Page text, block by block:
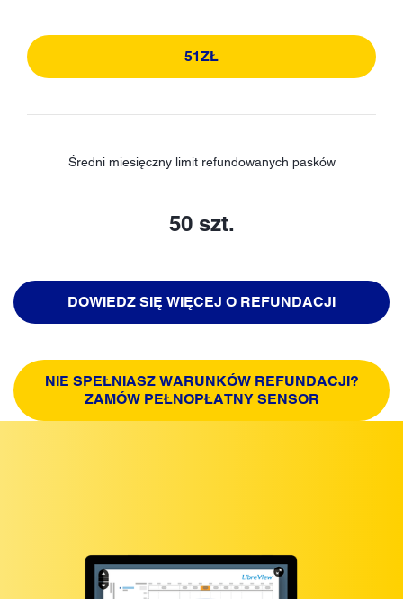
51ZŁ
Średni miesięczny limit refundowanych pasków
50 szt.
DOWIEDZ SIĘ WIĘCEJ O REFUNDACJI
NIE SPEŁNIASZ WARUNKÓW REFUNDACJI?
ZAMÓW PEŁNOPŁATNY SENSOR